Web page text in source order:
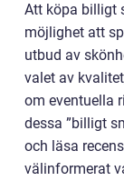
Att köpa billigt
möjlighet att
utbud av
valet av
om eventuella
dessa ”billigt
och läsa
välinformerat